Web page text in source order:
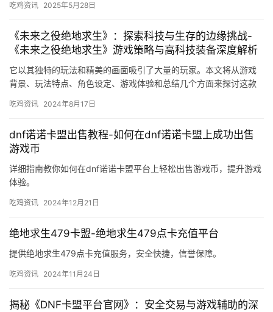
吃鸡资讯 2025年5月28日
《未来之役绝地求生》：探索科技与生存的边缘挑战-
《未来之役绝地求生》游戏策略与高科技装备深度解析
它以其独特的玩法和精美的画面吸引了大量的玩家。本文将从游戏
背景、玩法特点、角色设定、游戏体验和总结几个方面来探讨这款
吃鸡资讯 2024年8月17日
dnf诺诺卡盟出售教程-如何在dnf诺诺卡盟上成功出售
游戏币
详细指南教你如何在dnf诺诺卡盟平台上轻松出售游戏币，提升游戏
体验。
吃鸡资讯 2024年12月21日
绝地求生479卡盟-绝地求生479点卡充值平台
提供绝地求生479点卡充值服务，安全快捷，信誉保障。
吃鸡资讯 2024年11月24日
揭秘《DNF卡盟平台官网》：安全交易与游戏辅助的深